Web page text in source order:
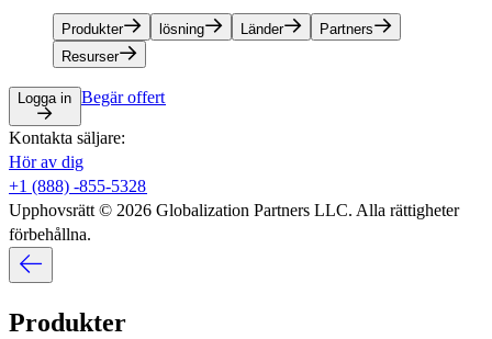
Produkter​​ lösning​​ Länder​​
Partners​​
Resurser​​
Logga in​​ Begär offert​​
Kontakta säljare:​​
Hör av dig​​
+1 (888) -855-5328​​
Upphovsrätt © 2026 Globalization Partners LLC. Alla rättigheter
förbehållna.​​
Produkter​​